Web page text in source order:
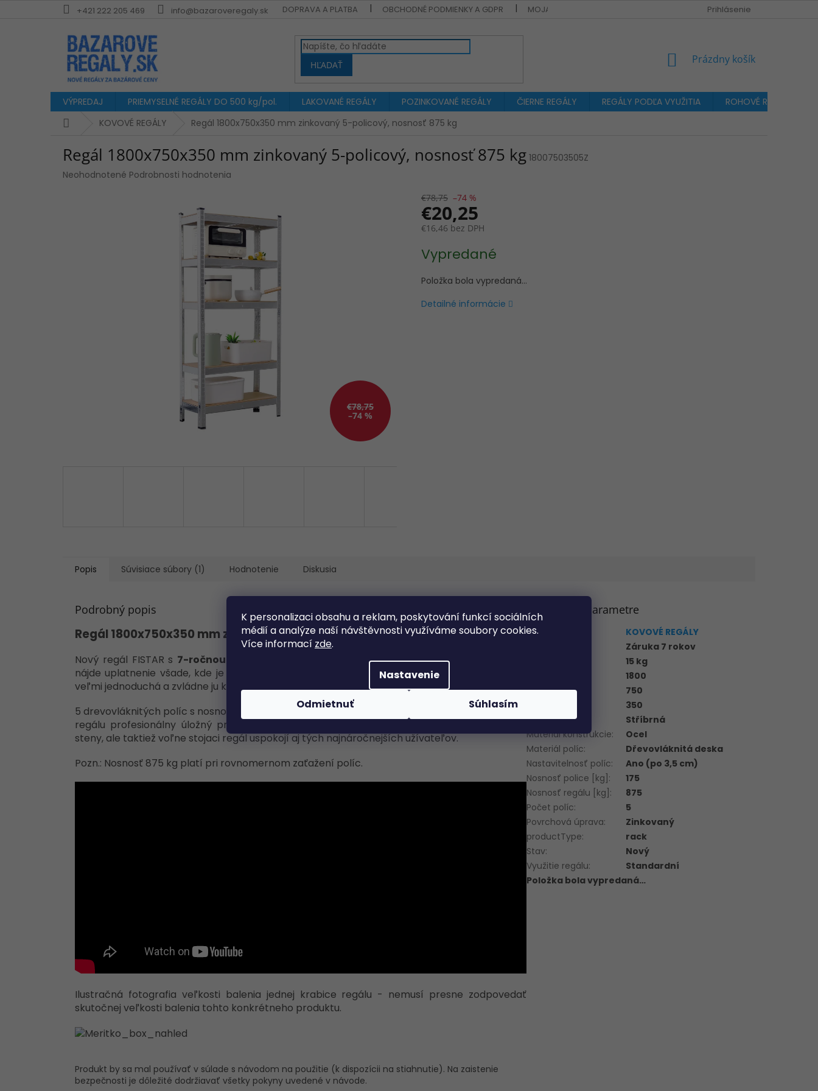
K personalizaci obsahu a reklam, poskytování funkcí sociálních
médií a analýze naší návštěvnosti využíváme soubory cookies.
Více informací zde.
Nastavenie
Odmietnuť Súhlasím
+421 222 205 469 info@bazaroveregaly.sk DOPRAVA A PLATBA OBCHODNÉ PODMIENKY A GDPR MOJA OBJEDNÁVKA Prihlásenie
HĽADAŤ
NÁKUPNÝ
Prázdny košík
VÝPREDAJ PRIEMYSELNÉ REGÁLY DO 500 kg/pol. LAKOVANÉ REGÁLY POZINKOVANÉ REGÁLY ČIERNE REGÁLY REGÁLY PODĽA VYUŽITIA
ROHOVÉ REGÁLY
DomovKOVOVÉ REGÁLY Regál 1800x750x350 mm zinkovaný 5-policový, nosnosť 875 kg
Regál 1800x750x350 mm zinkovaný 5-policový, nosnosť 875 kg 18007503505Z
Priemerné
Neohodnotené Podrobnosti hodnotenia
€78,75
–74 %
€78,75 –74 %
€20,25
€16,46 bez DPH
cena:
Vypredané
Položka bola vypredaná…
Detailné informácie
Popis Súvisiace súbory (1) Hodnotenie Diskusia
Podrobný popis
Regál 1800x750x350 mm zinkovaný 5-policový, nosnosť 875 kg
Nový regál FISTAR s 7-ročnou zárukou je vyrobený zo silnej ocele, mávysokú nosnosť
nájde uplatnenie všade, kde je potrebné uložiť ťažké veci. Bezskrutková inštalácia je navyše
veľmi jednoduchá a zvládne ju ktokoľvek aj sám (viď inštruktážne video nižšie).
5 drevovláknitých políc s nosnosťou až 175 kg a konštrukciou
robia z tohto
regálu profesionálny úložný priestor. Vysokú stabilitu zabezpečí aj následné uchytenie do
steny, ale taktiež voľne stojaci regál uspokojí aj tých najnáročnejších užívateľov.
Pozn.: Nosnosť 875 kg platí pri rovnomernom zaťažení políc.
Ilustračná fotografia veľkosti balenia jednej krabice regálu - nemusí presne zodpovedať
skutočnej veľkosti balenia tohto konkrétneho produktu.
Produkt by sa mal používať v súlade s návodom na použitie (k dispozícii na stiahnutie). Na zaistenie
bezpečnosti je dôležité dodržiavať všetky pokyny uvedené v návode.
Dodatočné parametre
Kategória
KOVOVÉ REGÁLY
Záruka 7 rokov
15 kg
1800
Šírka [mm]:
750
350
Farba regálu
Stříbrná
Materiál konštrukcie:
Ocel
Materiál políc:
Dřevovláknitá deska
Nastavitelnosť políc:
Ano (po 3,5 cm)
Nosnosť police [kg] :
175
Nosnosť regálu [kg] :
875
Počet políc:
5
Povrchová úprava:
Zinkovaný
productType:
rack
Stav:
Nový
Využitie regálu:
Standardní
Položka bola vypredaná…